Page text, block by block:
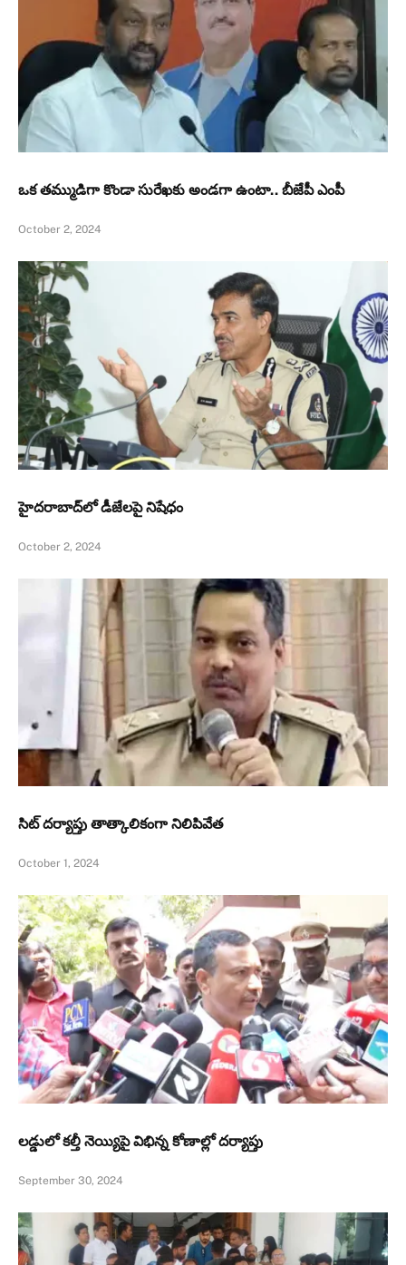
ఒక తమ్ముడిగా కొండా సురేఖకు అండగా ఉంటా.. బీజేపీ ఎంపీ
October 2, 2024
హైదరాబాద్‌లో డీజేలపై నిషేధం
October 2, 2024
సిట్‌ దర్యాప్తు తాత్కాలికంగా నిలిపివేత
October 1, 2024
లడ్డులో కల్తీ నెయ్యిపై విభిన్న కోణాల్లో దర్యాప్తు
September 30, 2024